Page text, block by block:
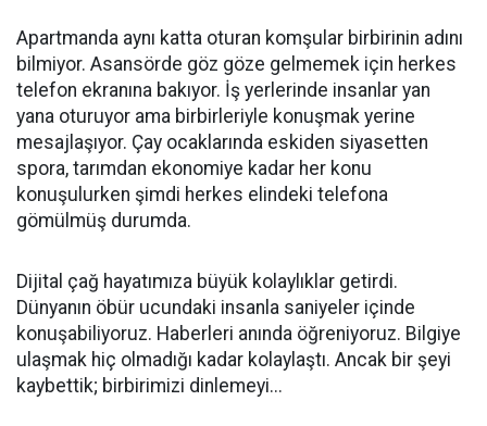
Apartmanda aynı katta oturan komşular birbirinin adını
bilmiyor. Asansörde göz göze gelmemek için herkes
telefon ekranına bakıyor. İş yerlerinde insanlar yan
yana oturuyor ama birbirleriyle konuşmak yerine
mesajlaşıyor. Çay ocaklarında eskiden siyasetten
spora, tarımdan ekonomiye kadar her konu
konuşulurken şimdi herkes elindeki telefona
gömülmüş durumda.
Dijital çağ hayatımıza büyük kolaylıklar getirdi.
Dünyanın öbür ucundaki insanla saniyeler içinde
konuşabiliyoruz. Haberleri anında öğreniyoruz. Bilgiye
ulaşmak hiç olmadığı kadar kolaylaştı. Ancak bir şeyi
kaybettik; birbirimizi dinlemeyi...